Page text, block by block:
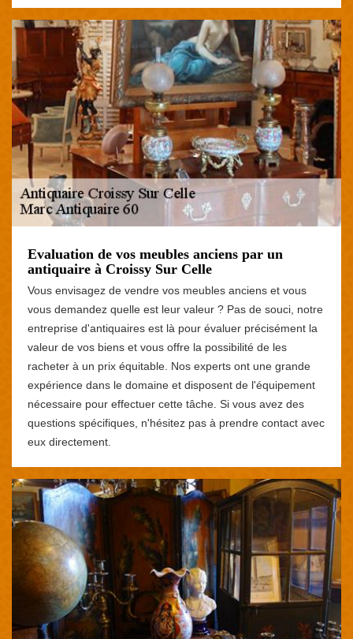
Evaluation de vos meubles anciens par un
antiquaire à Croissy Sur Celle
Vous envisagez de vendre vos meubles anciens et vous
vous demandez quelle est leur valeur ? Pas de souci, notre
entreprise d'antiquaires est là pour évaluer précisément la
valeur de vos biens et vous offre la possibilité de les
racheter à un prix équitable. Nos experts ont une grande
expérience dans le domaine et disposent de l'équipement
nécessaire pour effectuer cette tâche. Si vous avez des
questions spécifiques, n'hésitez pas à prendre contact avec
eux directement.